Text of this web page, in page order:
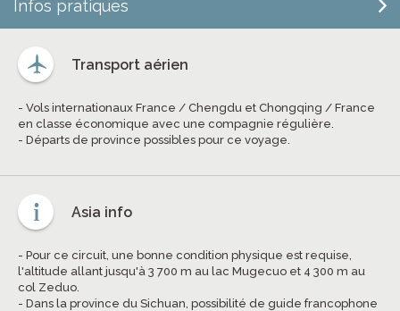
Infos pratiques
Transport aérien
- Vols internationaux France / Chengdu et Chongqing / France
en classe économique avec une compagnie régulière.
- Départs de province possibles pour ce voyage.
Asia info
- Pour ce circuit, une bonne condition physique est requise,
l'altitude allant jusqu'à 3 700 m au lac Mugecuo et 4 300 m au
col Zeduo.
- Dans la province du Sichuan, possibilité de guide francophone